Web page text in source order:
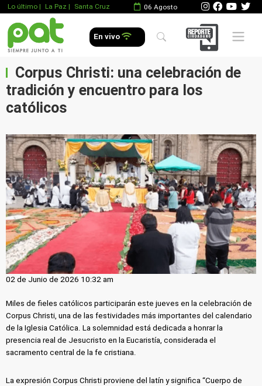
Lo último | La Paz | Santa Cruz 06 Agosto
En vivo Mobile
Corpus Christi: una celebración de
tradición y encuentro para los
católicos
02 de Junio de 2026 10:32 am
Miles de fieles católicos participarán este jueves en la celebración de
Corpus Christi, una de las festividades más importantes del calendario
de la Iglesia Católica. La solemnidad está dedicada a honrar la
presencia real de Jesucristo en la Eucaristía, considerada el
sacramento central de la fe cristiana.
La expresión Corpus Christi proviene del latín y significa “Cuerpo de